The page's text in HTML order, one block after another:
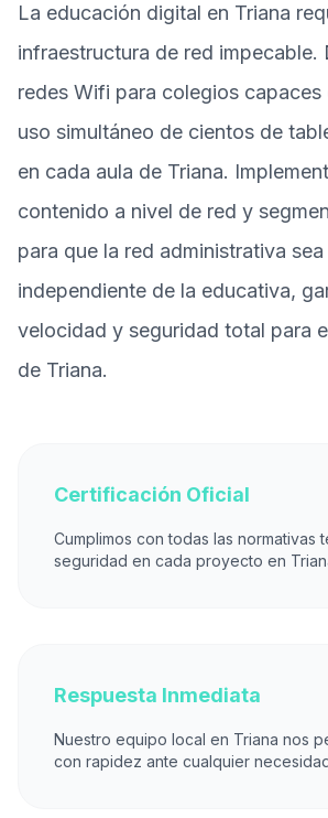
La educación digital en Triana
infraestructura de red impecable.
redes Wifi para colegios capaces
uso simultáneo de cientos de
en cada aula de Triana.
contenido a nivel de red y
para que la red administrativa
independiente de la educativa,
velocidad y seguridad total para
de Triana.
Certificación Oficial
Cumplimos con todas las normativas
seguridad en cada proyecto en
Respuesta Inmediata
Nuestro equipo local en Triana nos
con rapidez ante cualquier